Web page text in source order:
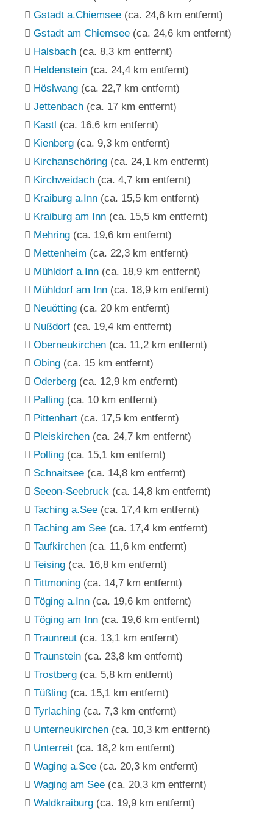
Gstadt a.Chiemsee (ca. 24,6 km entfernt)
Gstadt am Chiemsee (ca. 24,6 km entfernt)
Halsbach (ca. 8,3 km entfernt)
Heldenstein (ca. 24,4 km entfernt)
Höslwang (ca. 22,7 km entfernt)
Jettenbach (ca. 17 km entfernt)
Kastl (ca. 16,6 km entfernt)
Kienberg (ca. 9,3 km entfernt)
Kirchanschöring (ca. 24,1 km entfernt)
Kirchweidach (ca. 4,7 km entfernt)
Kraiburg a.Inn (ca. 15,5 km entfernt)
Kraiburg am Inn (ca. 15,5 km entfernt)
Mehring (ca. 19,6 km entfernt)
Mettenheim (ca. 22,3 km entfernt)
Mühldorf a.Inn (ca. 18,9 km entfernt)
Mühldorf am Inn (ca. 18,9 km entfernt)
Neuötting (ca. 20 km entfernt)
Nußdorf (ca. 19,4 km entfernt)
Oberneukirchen (ca. 11,2 km entfernt)
Obing (ca. 15 km entfernt)
Oderberg (ca. 12,9 km entfernt)
Palling (ca. 10 km entfernt)
Pittenhart (ca. 17,5 km entfernt)
Pleiskirchen (ca. 24,7 km entfernt)
Polling (ca. 15,1 km entfernt)
Schnaitsee (ca. 14,8 km entfernt)
Seeon-Seebruck (ca. 14,8 km entfernt)
Taching a.See (ca. 17,4 km entfernt)
Taching am See (ca. 17,4 km entfernt)
Taufkirchen (ca. 11,6 km entfernt)
Teising (ca. 16,8 km entfernt)
Tittmoning (ca. 14,7 km entfernt)
Töging a.Inn (ca. 19,6 km entfernt)
Töging am Inn (ca. 19,6 km entfernt)
Traunreut (ca. 13,1 km entfernt)
Traunstein (ca. 23,8 km entfernt)
Trostberg (ca. 5,8 km entfernt)
Tüßling (ca. 15,1 km entfernt)
Tyrlaching (ca. 7,3 km entfernt)
Unterneukirchen (ca. 10,3 km entfernt)
Unterreit (ca. 18,2 km entfernt)
Waging a.See (ca. 20,3 km entfernt)
Waging am See (ca. 20,3 km entfernt)
Waldkraiburg (ca. 19,9 km entfernt)